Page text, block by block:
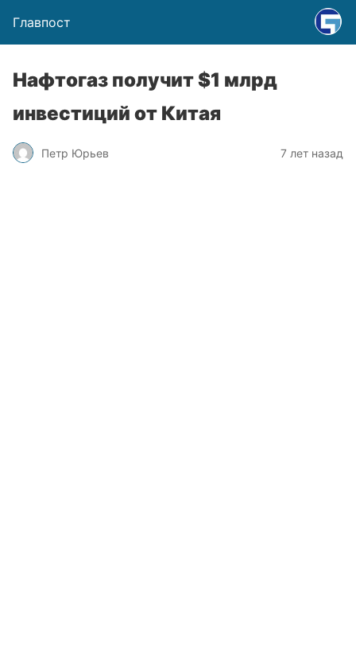
Главпост
Нафтогаз получит $1 млрд
инвестиций от Китая
Петр Юрьев 7 лет назад